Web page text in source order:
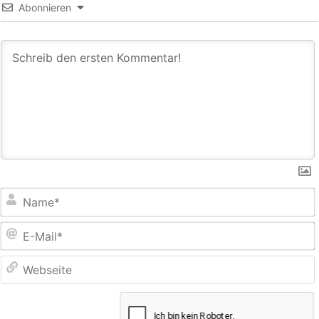
Abonnieren